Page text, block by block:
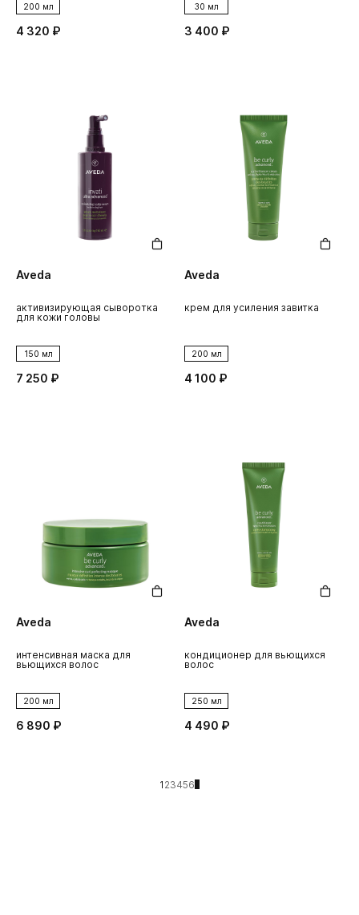
200 мл
4 320 ₽
30 мл
3 400 ₽
Aveda
активизирующая сыворотка
для кожи головы
150 мл
7 250 ₽
Aveda
крем для усиления завитка
200 мл
4 100 ₽
Aveda
интенсивная маска для
вьющихся волос
200 мл
6 890 ₽
Aveda
кондиционер для вьющихся
волос
250 мл
4 490 ₽
1 23456